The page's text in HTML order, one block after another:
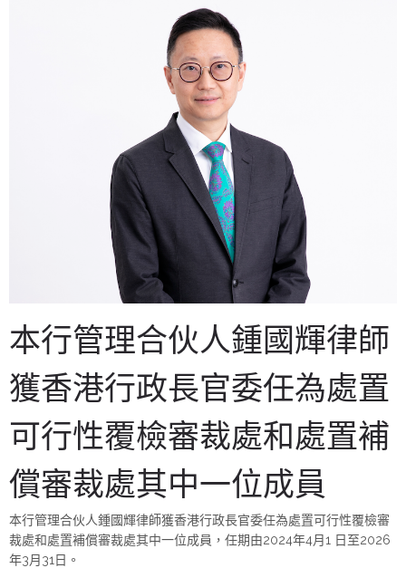
本行管理合伙人鍾國輝律師
獲香港行政長官委任為處置
可行性覆檢審裁處和處置補
償審裁處其中一位成員
本行管理合伙人鍾國輝律師獲香港行政長官委任為處置可行性覆檢審
裁處和處置補償審裁處其中一位成員，任期由2024年4月1 日至2026
年3月31日。